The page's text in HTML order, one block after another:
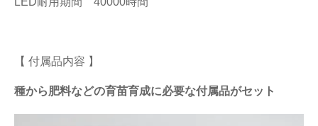
【 付属品内容 】
種から肥料などの育苗育成に必要な付属品がセット